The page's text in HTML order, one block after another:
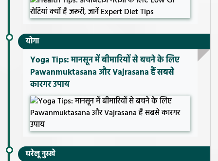
योगा
Yoga Tips: मानसून में बीमारियों से बचने के लिए
Pawanmuktasana और Vajrasana हैं सबसे
कारगर उपाय
घरेलू नुस्खे